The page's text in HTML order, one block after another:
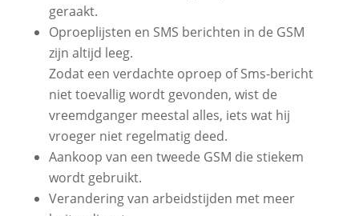
geraakt.
Oproeplijsten en SMS berichten in de GSM
zijn altijd leeg.
Zodat een verdachte oproep of Sms-bericht
niet toevallig wordt gevonden, wist de
vreemdganger meestal alles, iets wat hij
vroeger niet regelmatig deed.
Aankoop van een tweede GSM die stiekem
wordt gebruikt.
Verandering van arbeidstijden met meer